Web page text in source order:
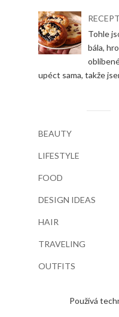
Tohle
bála,
upéct sama, takže
BEAUTY
LIFESTYLE
FOOD
DESIGN IDEAS
HAIR
TRAVELING
OUTFITS
Používá